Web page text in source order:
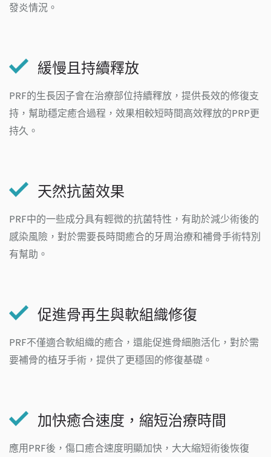
發炎情況。
緩慢且持續釋放
PRF的生長因子會在治療部位持續釋放，提供長效的修復支
持，幫助穩定癒合過程，效果相較短時間高效釋放的PRP更
持久。
天然抗菌效果
PRF中的一些成分具有輕微的抗菌特性，有助於減少術後的
感染風險，對於需要長時間癒合的牙周治療和補骨手術特別
有幫助。
促進骨再生與軟組織修復
PRF不僅適合軟組織的癒合，還能促進骨細胞活化，對於需
要補骨的植牙手術，提供了更穩固的修復基礎。
加快癒合速度，縮短治療時間
應用PRF後，傷口癒合速度明顯加快，大大縮短術後恢復